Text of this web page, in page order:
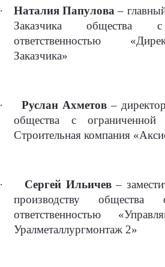
· Наталия Папулова –
Заказчика общества с
ответственностью
Заказчика»
· Руслан Ахметов –
общества с ограниченной
Строительная компания
· Сергей Ильичев–
производству общества
ответственностью
Уралметаллургмонтаж 2»